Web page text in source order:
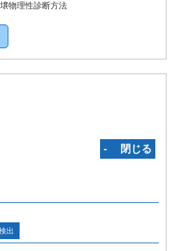
物理性診断方法
‐ 閉じる
出